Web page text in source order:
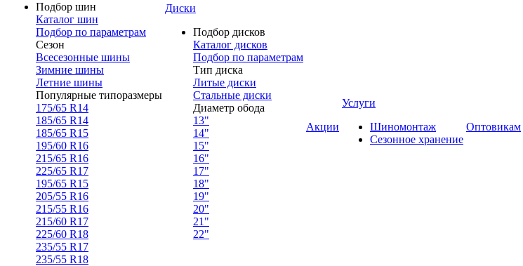
Подбор шин
Каталог шин
Подбор по параметрам
Сезон
Всесезонные шины
Зимние шины
Летние шины
Популярные типоразмеры
175/65 R14
185/65 R14
185/65 R15
195/60 R16
215/65 R16
225/65 R17
195/65 R15
205/55 R16
215/55 R16
215/60 R17
225/60 R18
235/55 R17
235/55 R18
Диски
Подбор дисков
Каталог дисков
Подбор по параметрам
Тип диска
Литые диски
Стальные диски
Диаметр обода
13"
14"
15"
16"
17"
18"
19"
20"
21"
22"
Акции
Услуги
Шиномонтаж
Сезонное хранение
Оптовикам